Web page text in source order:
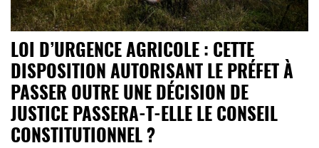
LOI D’URGENCE AGRICOLE : CETTE
DISPOSITION AUTORISANT LE PRÉFET À
PASSER OUTRE UNE DÉCISION DE
JUSTICE PASSERA-T-ELLE LE CONSEIL
CONSTITUTIONNEL ?